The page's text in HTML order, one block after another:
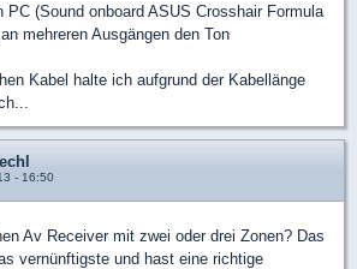
PC (Sound onboard ASUS Crosshair Formula
mehreren Ausgängen den Ton
Kabel halte ich aufgrund der Kabellänge
- 16:50
Av Receiver mit zwei oder drei Zonen? Das
vernünftigste und hast eine richtige